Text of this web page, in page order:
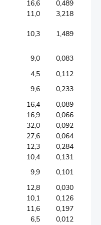
16,6
0,489
11,0
3,218
10,3 1,489
9,0
0,083
4,5
0,112
9,6
0,233
16,4
0,089
16,9
0,066
32,0
0,092
27,6
0,064
12,3
0,284
10,4
0,131
9,9
0,101
12,8
0,030
10,1
0,126
11,6
0,197
6,5 0,012